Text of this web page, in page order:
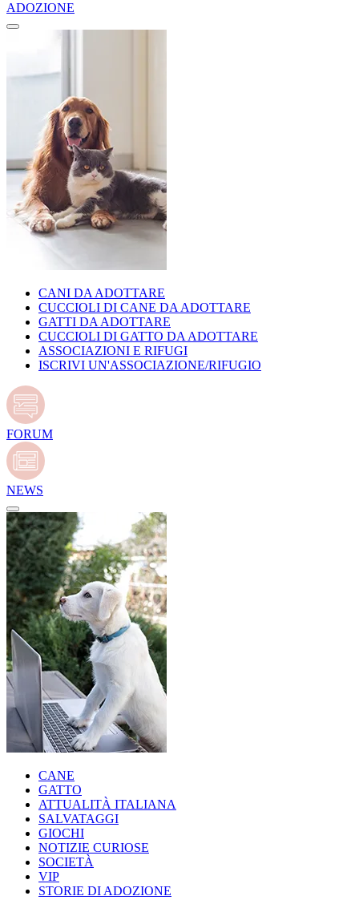
ADOZIONE
CANI DA ADOTTARE
CUCCIOLI DI CANE DA ADOTTARE
GATTI DA ADOTTARE
CUCCIOLI DI GATTO DA ADOTTARE
ASSOCIAZIONI E RIFUGI
ISCRIVI UN'ASSOCIAZIONE/RIFUGIO
FORUM
NEWS
CANE
GATTO
ATTUALITÀ ITALIANA
SALVATAGGI
GIOCHI
NOTIZIE CURIOSE
SOCIETÀ
VIP
STORIE DI ADOZIONE